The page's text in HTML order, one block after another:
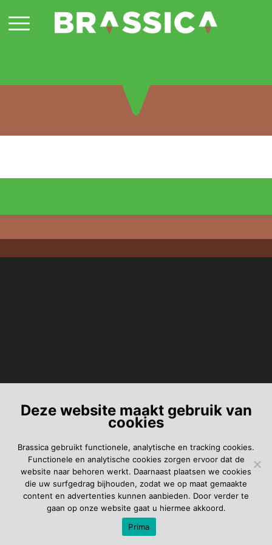
Deze website maakt gebruik van
cookies
Brassica gebruikt functionele, analytische en tracking cookies.
Functionele en analytische cookies zorgen ervoor dat de
website naar behoren werkt. Daarnaast plaatsen we cookies
die uw surfgedrag bijhouden, zodat we op maat gemaakte
content en advertenties kunnen aanbieden. Door verder te
gaan op onze website gaat u hiermee akkoord.
Prima